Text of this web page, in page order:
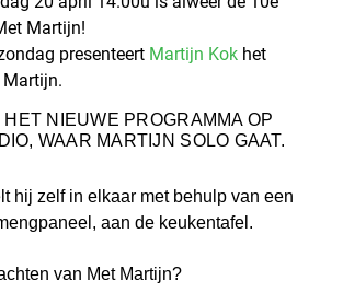
Martijn!
presenteert Martijn Kok het
NIEUWE PROGRAMMA OP
WAAR MARTIJN SOLO GAAT.
hij zelf in elkaar met behulp van een
aan de keukentafel.
van Met Martijn?